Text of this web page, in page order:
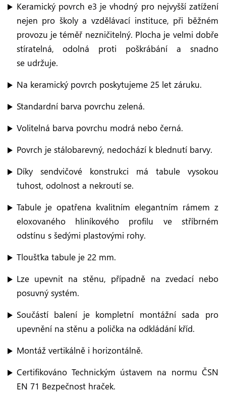
Keramický povrch e3 je vhodný pro nejvyšší zatížení
nejen pro školy a vzdělávací instituce, při běžném
provozu je téměř nezničitelný. Plocha je velmi dobře
stíratelná, odolná proti poškrábání a snadno
se udržuje.
Na keramický povrch poskytujeme 25 let záruku.
Standardní barva povrchu zelená.
Volitelná barva povrchu modrá nebo černá.
Povrch je stálobarevný, nedochází k blednutí barvy.
Díky sendvičové konstrukci má tabule vysokou
tuhost, odolnost a nekroutí se.
Tabule je opatřena kvalitním elegantním rámem z
eloxovaného hliníkového profilu ve stříbrném
odstínu s šedými plastovými rohy.
Tloušťka tabule je 22 mm.
Lze upevnit na stěnu, případně na zvedací nebo
posuvný systém.
Součástí balení je kompletní montážní sada pro
upevnění na stěnu a polička na odkládání kříd.
Montáž vertikálně i horizontálně.
Certifikováno Technickým ústavem na normu ČSN
EN 71 Bezpečnost hraček.